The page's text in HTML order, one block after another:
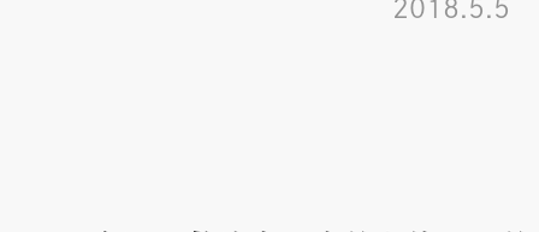
2018.5.5